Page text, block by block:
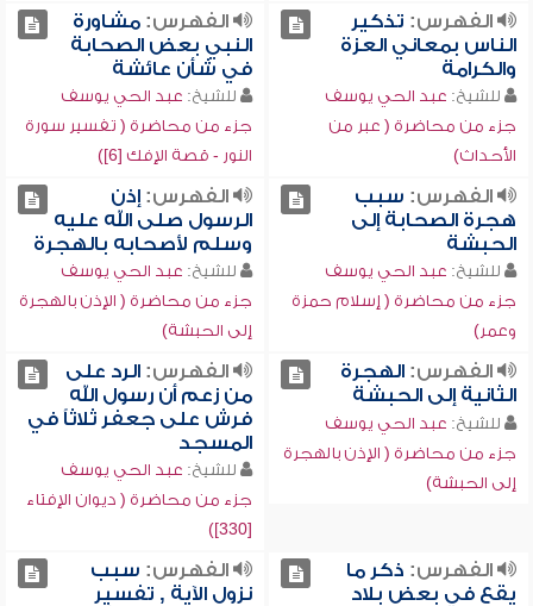
الفهرس: تذكير
الناس بمعاني العزة
والكرامة
للشيخ: عبد الحي يوسف
جزء من محاضرة ( عبر من
الأحداث)
الفهرس:مشاورة
النبي بعض الصحابة
في شأن عائشة
للشيخ: عبد الحي يوسف
جزء من محاضرة ( تفسير سورة
النور - قصة الإفك [6])
الفهرس: سبب
هجرة الصحابة إلى
الحبشة
للشيخ: عبد الحي يوسف
جزء من محاضرة ( إسلام حمزة
وعمر)
الفهرس:إذن
الرسول صلى الله عليه
وسلم لأصحابه بالهجرة
للشيخ: عبد الحي يوسف
جزء من محاضرة ( الإذن بالهجرة
إلى الحبشة)
الفهرس:الهجرة
الثانية إلى الحبشة
للشيخ: عبد الحي يوسف
جزء من محاضرة ( الإذن بالهجرة
إلى الحبشة)
الفهرس:الرد على
من زعم أن رسول الله
فرش على جعفر ثلاثاً في
المسجد
للشيخ: عبد الحي يوسف
جزء من محاضرة ( ديوان الإفتاء
[330])
الفهرس: ذكر ما
يقع في بعض بلاد
الفهرس: سبب
نزول الآية , تفسير